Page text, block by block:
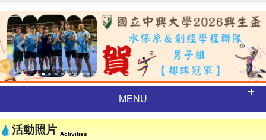
Previous Next
MENU
活動照片 Activities